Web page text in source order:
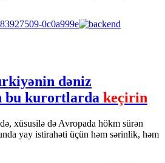
dəniz
bu kurortlarda keçirin
xüsusilə də Avropada hökm sürən
yay istirahəti üçün həm sərinlik, həm